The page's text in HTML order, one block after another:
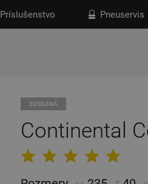
Príslušenstvo Pneuservis
ZOSÍLENÁ
Continental